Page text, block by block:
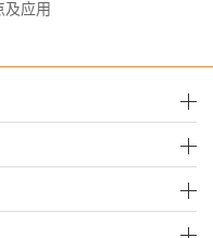
及应用